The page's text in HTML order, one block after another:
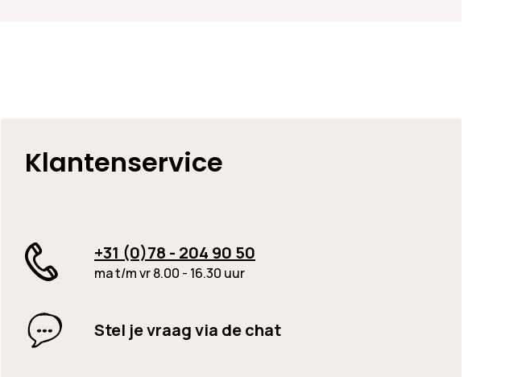
Klantenservice
+31 (0)78 - 204 90 50
ma t/m vr 8.00 - 16.30 uur
Stel je vraag via de chat